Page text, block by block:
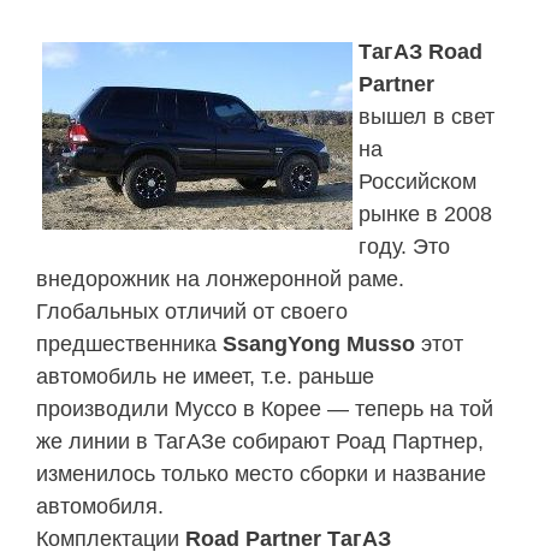
ТагАЗ Road
Partner
вышел в свет
на
Российском
рынке в 2008
году. Это
внедорожник на лонжеронной раме.
Глобальных отличий от своего
предшественника SsangYong Musso этот
автомобиль не имеет, т.е. раньше
производили Муссо в Корее — теперь на той
же линии в ТагАЗе собирают Роад Партнер,
изменилось только место сборки и название
автомобиля.
Комплектации Road Partner ТагАЗ